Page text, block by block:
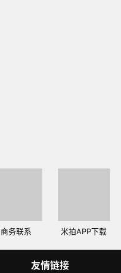
商务联系 米拍APP下载
友情链接